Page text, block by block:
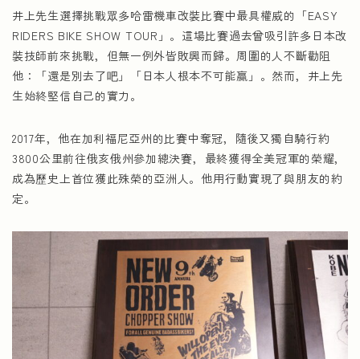
井上先生選擇挑戰眾多哈雷機車改裝比賽中最具權威的「EASY
RIDERS BIKE SHOW TOUR」。這場比賽過去曾吸引許多日本改
裝技師前來挑戰，但無一例外皆敗興而歸。周圍的人不斷勸阻
他：「還是別去了吧」「日本人根本不可能贏」。然而，井上先
生始終堅信自己的實力。
2017年，他在加利福尼亞州的比賽中奪冠，隨後又獨自騎行約
3800公里前往俄亥俄州參加總決賽，最終獲得全美冠軍的榮耀，
成為歷史上首位獲此殊榮的亞洲人。他用行動實現了與朋友的約
定。